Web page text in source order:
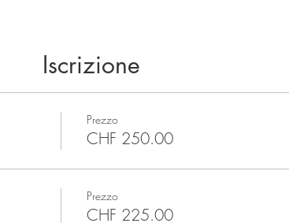
Iscrizione
Prezzo
CHF 250.00
Prezzo
CHF 225.00